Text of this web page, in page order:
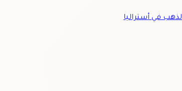
في أستراليا